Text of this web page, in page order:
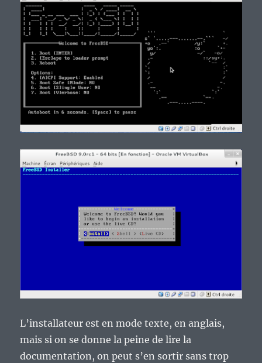
L’installateur est en mode texte, en anglais,
mais si on se donne la peine de lire la
documentation, on peut s’en sortir sans trop